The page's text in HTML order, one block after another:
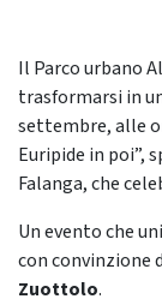
Il Parco urbano
trasformarsi in
settembre, alle
Euripide in poi”,
Falanga, che
Un evento che
con convinzione
Zuottolo.